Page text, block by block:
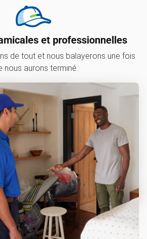
et professionnelles
de tout et nous balayerons une fois
nous aurons terminé.